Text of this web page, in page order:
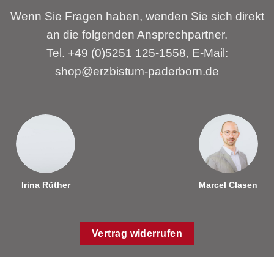
Wenn Sie Fragen haben, wenden Sie sich direkt
an die folgenden Ansprechpartner.
Tel. +49 (0)5251 125-1558, E-Mail:
shop@erzbistum-paderborn.de
Irina Rüther Marcel Clasen
Vertrag widerrufen